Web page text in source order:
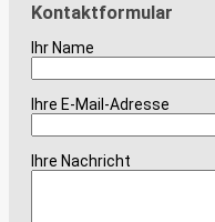
Kontaktformular
Ihr Name
Ihre E-Mail-Adresse
Bitte lasse dieses Feld leer.
Ihre Nachricht